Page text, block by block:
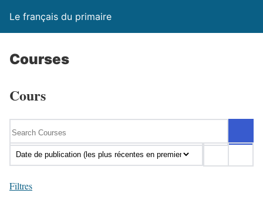
Le français du primaire
Courses
Cours
Filtres